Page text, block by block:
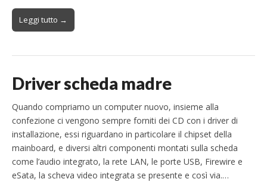
Leggi tutto →
Driver scheda madre
Quando compriamo un computer nuovo, insieme alla
confezione ci vengono sempre forniti dei CD con i driver di
installazione, essi riguardano in particolare il chipset della
mainboard, e diversi altri componenti montati sulla scheda
come l’audio integrato, la rete LAN, le porte USB, Firewire e
eSata, la scheva video integrata se presente e così via.…